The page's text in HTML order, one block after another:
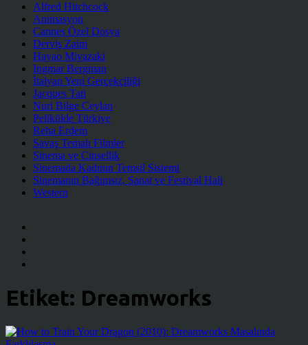
Alfred Hitchcock
Animasyon
Cannes Özel Dosya
Derviş Zaim
Hayao Miyazaki
Ingmar Bergman
İtalyan Yeni Gerçekçiliği
Jacques Tati
Nuri Bilge Ceylan
Pelikülde Türkiye
Reha Erdem
Savaş Temalı Filmler
Sinema ve Cinsellik
Sinemada Kadının Temsil Sistemi
Sinemanın Bağımsız, Sanat ve Festival Hali
Western
Etiket: Dreamworks